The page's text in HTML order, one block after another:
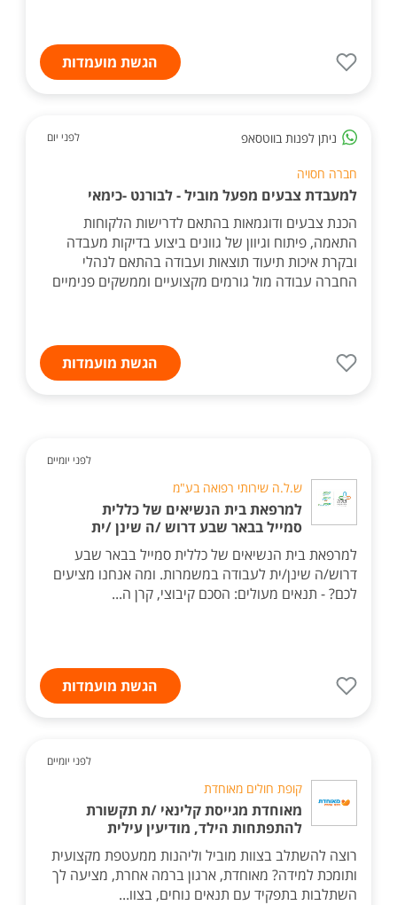
הגשת מועמדות
ניתן לפנות בווטסאפ לפני יום
חברה חסויה
למעבדת צבעים מפעל מוביל - לבורנט -כימאי
הכנת צבעים ודוגמאות בהתאם לדרישות הלקוחות
התאמה, פיתוח וגיוון של גוונים ביצוע בדיקות מעבדה
ובקרת איכות תיעוד תוצאות ועבודה בהתאם לנהלי
החברה עבודה מול גורמים מקצועיים וממשקים פנימיים
הגשת מועמדות
לפני יומיים
ש.ל.ה שירותי רפואה בע"מ
למרפאת בית הנשיאים של כללית
סמייל בבאר שבע דרוש /ה שינן /ית
למרפאת בית הנשיאים של כללית סמייל בבאר שבע
דרוש/ה שינן/ית לעבודה במשמרות. ומה אנחנו מציעים
לכם? - תנאים מעולים: הסכם קיבוצי, קרן ה...
הגשת מועמדות
לפני יומיים
קופת חולים מאוחדת
מאוחדת מגייסת קלינאי /ת תקשורת
להתפתחות הילד, מודיעין עילית
רוצה להשתלב בצוות מוביל וליהנות ממעטפת מקצועית
ותומכת למידה? מאוחדת, ארגון ברמה אחרת, מציעה לך
השתלבות בתפקיד עם תנאים נוחים, בצוו...